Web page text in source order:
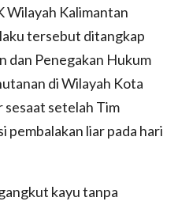
Wilayah Kalimantan
tersebut ditangkap
dan Penegakan Hukum
di Wilayah Kota
sesaat setelah Tim
pembalakan liar pada hari
kayu tanpa